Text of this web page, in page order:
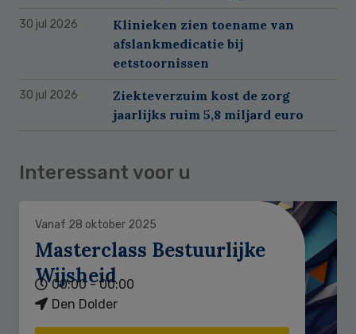
30 jul 2026
Klinieken zien toename van
afslankmedicatie bij
eetstoornissen
30 jul 2026
Ziekteverzuim kost de zorg
jaarlijks ruim 5,8 miljard euro
Interessant voor u
Vanaf 28 oktober 2025
Masterclass Bestuurlijke
Wijsheid
00:00 - 00:00
Den Dolder